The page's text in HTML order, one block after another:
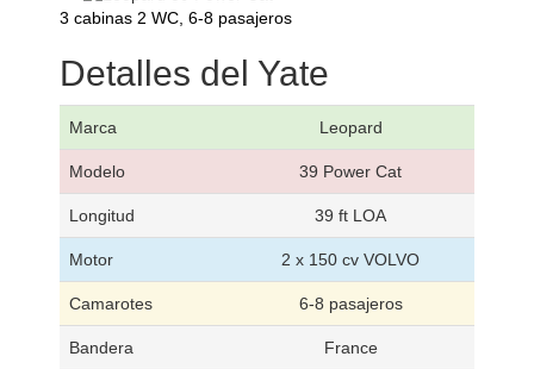
3 cabinas 2 WC, 6-8 pasajeros
Detalles del Yate
Marca Leopard
Modelo 39 Power Cat
Longitud 39 ft LOA
Motor 2 x 150 cv VOLVO
Camarotes 6-8 pasajeros
Bandera France